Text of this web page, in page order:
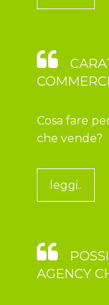
Cosa fare
che vende?
leggi..
AGENCY